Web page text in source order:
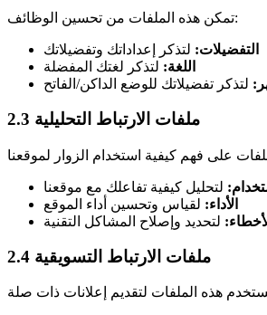
تمكن هذه الملفات من تحسين الوظائف:
التفضيلات: لتذكر إعداداتك وتفضيلاتك
اللغة: لتذكر لغتك المفضلة
لتذكر تفضيلاتك للوضع الداكن/الفاتح
2.3 ملفات الارتباط التحليلية
لتحليل كيفية تفاعلك مع موقعنا
الأداء: لقياس وتحسين أداء الموقع
لتحديد وإصلاح المشاكل التقنية
2.4 ملفات الارتباط التسويقية